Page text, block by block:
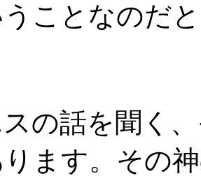
ことなのだ
の話を聞く
ます。その